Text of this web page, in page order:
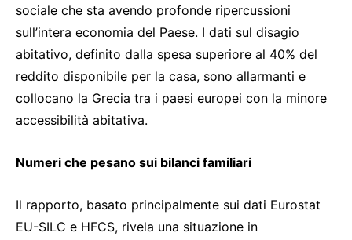
sociale che sta avendo profonde ripercussioni
sull’intera economia del Paese. I dati sul disagio
abitativo, definito dalla spesa superiore al 40% del
reddito disponibile per la casa, sono allarmanti e
collocano la Grecia tra i paesi europei con la minore
accessibilità abitativa.
Numeri che pesano sui bilanci familiari
Il rapporto, basato principalmente sui dati Eurostat
EU-SILC e HFCS, rivela una situazione in